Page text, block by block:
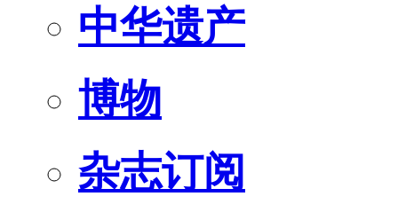
中华遗产
博物
杂志订阅